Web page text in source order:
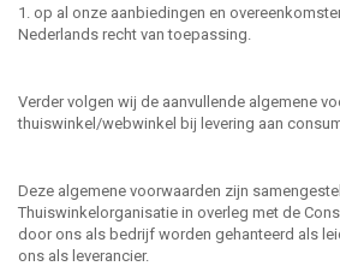
1. op al onze aanbiedingen en
Nederlands recht van toepassing.
Verder volgen wij de aanvullende algemene
thuiswinkel/webwinkel bij levering aan
Deze algemene voorwaarden zijn
Thuiswinkelorganisatie in overleg met de
door ons als bedrijf worden gehanteerd als
ons als leverancier.